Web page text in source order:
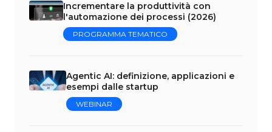
Incrementare la produttività con
l'automazione dei processi (2026)
PROGRAMMA TEMATICO
Agentic AI: definizione, applicazioni e
esempi dalle startup
WEBINAR